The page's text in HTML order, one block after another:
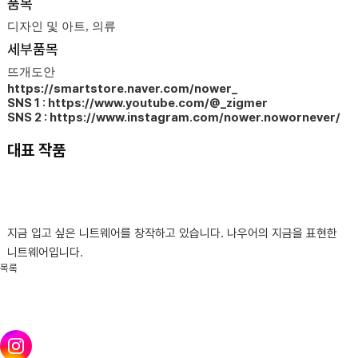
품목
디자인 및 아트, 의류
세부품목
뜨개도안
https://smartstore.naver.com/nower_
SNS 1 : https://www.youtube.com/@_zigmer
SNS 2 : https://www.instagram.com/nower.nowornever/
대표 작품
지금 입고 싶은 니트웨어를 창작하고 있습니다. 나우어의 지금을 표현한
니트웨어입니다.
목록